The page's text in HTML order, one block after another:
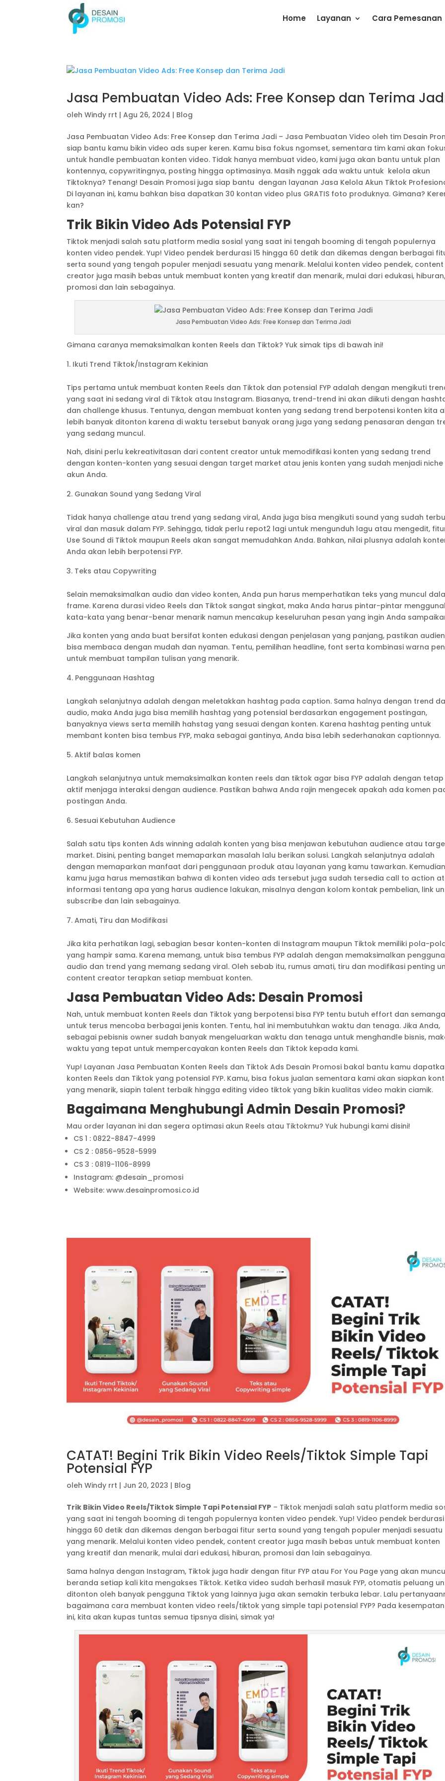
Home Layanan Cara Pemesanan
Jasa Pembuatan Video Ads: Free Konsep dan Terima
olehWindy rrt |Agu 26, 2024 | Blog
Jasa Pembuatan Video Ads: Free Konsep dan Terima Jadi – Jasa Pembuatan Video oleh tim Desain
siap bantu kamu bikin video ads super keren. Kamu bisa fokus ngomset, sementara tim kami akan
untuk handle pembuatan konten video. Tidak hanya membuat video, kami juga akan bantu untuk plan
kontennya, copywritingnya, posting hingga optimasinya. Masih nggak ada waktu untuk kelola akun
Tiktoknya? Tenang! Desain Promosi juga siap bantu dengan layanan Jasa Kelola Akun Tiktok
Di layanan ini, kamu bahkan bisa dapatkan 30 kontan video plus GRATIS foto produknya. Gimana?
kan?
Trik Bikin Video Ads Potensial FYP
Tiktok menjadi salah satu platform media sosial yang saat ini tengah booming di tengah populernya
konten video pendek. Yup! Video pendek berdurasi 15 hingga 60 detik dan dikemas dengan berbagai
serta sound yang tengah populer menjadi sesuatu yang menarik. Melalui konten video pendek, content
creator juga masih bebas untuk membuat konten yang kreatif dan menarik, mulai dari edukasi, hiburan,
promosi dan lain sebagainya.
Jasa Pembuatan Video Ads: Free Konsep dan Terima Jadi
Gimana caranya memaksimalkan konten Reels dan Tiktok? Yuk simak tips di bawah ini!
Ikuti Trend Tiktok/Instagram Kekinian
Tips pertama untuk membuat konten Reels dan Tiktok dan potensial FYP adalah dengan mengikuti
yang saat ini sedang viral di Tiktok atau Instagram. Biasanya, trend-trend ini akan diikuti dengan
dan challenge khusus. Tentunya, dengan membuat konten yang sedang trend berpotensi konten kita
lebih banyak ditonton karena di waktu tersebut banyak orang juga yang sedang penasaran dengan
yang sedang muncul.
Nah, disini perlu kekreativitasan dari content creator untuk memodifikasi konten yang sedang trend
dengan konten-konten yang sesuai dengan target market atau jenis konten yang sudah menjadi niche
akun Anda.
Gunakan Sound yang Sedang Viral
Tidak hanya challenge atau trend yang sedang viral, Anda juga bisa mengikuti sound yang sudah
viral dan masuk dalam FYP. Sehingga, tidak perlu repot2 lagi untuk mengunduh lagu atau mengedit,
Use Sound di Tiktok maupun Reels akan sangat memudahkan Anda. Bahkan, nilai plusnya adalah
Anda akan lebih berpotensi FYP.
Teks atau Copywriting
Selain memaksimalkan audio dan video konten, Anda pun harus memperhatikan teks yang muncul
frame. Karena durasi video Reels dan Tiktok sangat singkat, maka Anda harus pintar-pintar
kata-kata yang benar-benar menarik namun mencakup keseluruhan pesan yang ingin Anda
Jika konten yang anda buat bersifat konten edukasi dengan penjelasan yang panjang, pastikan
bisa membaca dengan mudah dan nyaman. Tentu, pemilihan headline, font serta kombinasi warna
untuk membuat tampilan tulisan yang menarik.
Penggunaan Hashtag
Langkah selanjutnya adalah dengan meletakkan hashtag pada caption. Sama halnya dengan trend
audio, maka Anda juga bisa memilih hashtag yang potensial berdasarkan engagement postingan,
banyaknya views serta memilih hahstag yang sesuai dengan konten. Karena hashtag penting untuk
membant konten bisa tembus FYP, maka sebagai gantinya, Anda bisa lebih sederhanakan captionnya.
Aktif balas komen
Langkah selanjutnya untuk memaksimalkan konten reels dan tiktok agar bisa FYP adalah dengan tetap
aktif menjaga interaksi dengan audience. Pastikan bahwa Anda rajin mengecek apakah ada komen
postingan Anda.
Sesuai Kebutuhan Audience
Salah satu tips konten Ads winning adalah konten yang bisa menjawan kebutuhan audience atau
market. Disini, penting banget memaparkan masalah lalu berikan solusi. Langkah selanjutnya adalah
dengan memaparkan manfaat dari penggunaan produk atau layanan yang kamu tawarkan.
kamu juga harus memastikan bahwa di konten video ads tersebut juga sudah tersedia call to action
informasi tentang apa yang harus audience lakukan, misalnya dengan kolom kontak pembelian, link
subscribe dan lain sebagainya.
Amati, Tiru dan Modifikasi
Jika kita perhatikan lagi, sebagian besar konten-konten di Instagram maupun Tiktok memiliki pola-
yang hampir sama. Karena memang, untuk bisa tembus FYP adalah dengan memaksimalkan
audio dan trend yang memang sedang viral. Oleh sebab itu, rumus amati, tiru dan modifikasi penting
content creator terapkan setiap membuat konten.
Jasa Pembuatan Video Ads: Desain Promosi
Nah, untuk membuat konten Reels dan Tiktok yang berpotensi bisa FYP tentu butuh effort dan
untuk terus mencoba berbagai jenis konten. Tentu, hal ini membutuhkan waktu dan tenaga. Jika Anda,
sebagai pebisnis owner sudah banyak mengeluarkan waktu dan tenaga untuk menghandle bisnis,
waktu yang tepat untuk mempercayakan konten Reels dan Tiktok kepada kami.
Yup! Layanan Jasa Pembuatan Konten Reels dan Tiktok Ads Desain Promosi bakal bantu kamu
konten Reels dan Tiktok yang potensial FYP. Kamu, bisa fokus jualan sementara kami akan siapkan
yang menarik, siapin talent terbaik hingga editing video tiktok yang bikin kualitas video makin ciamik.
Bagaimana Menghubungi Admin Desain Promosi?
Mau order layanan ini dan segera optimasi akun Reels atau Tiktokmu? Yuk hubungi kami disini!
CS 1 : 0822-8847-4999
CS 2 : 0856-9528-5999
CS 3 : 0819-1106-8999
Instagram: @desain_promosi
Website: www.desainpromosi.co.id
CATAT! Begini Trik Bikin Video Reels/Tiktok Simple Tapi
Potensial FYP
olehWindy rrt | Jun 20, 2023 | Blog
Trik Bikin Video Reels/Tiktok Simple Tapi Potensial FYP – Tiktok menjadi salah satu platform media
yang saat ini tengah booming di tengah populernya konten video pendek. Yup! Video pendek berdurasi
hingga 60 detik dan dikemas dengan berbagai fitur serta sound yang tengah populer menjadi sesuatu
yang menarik. Melalui konten video pendek, content creator juga masih bebas untuk membuat konten
yang kreatif dan menarik, mulai dari edukasi, hiburan, promosi dan lain sebagainya.
Sama halnya dengan Instagram, Tiktok juga hadir dengan fitur FYP atau For You Page yang akan
beranda setiap kali kita mengakses Tiktok. Ketika video sudah berhasil masuk FYP, otomatis peluang
ditonton oleh banyak pengguna Tiktok yang lainnya juga akan semakin terbuka lebar. Lalu
bagaimana cara membuat konten video reels/tiktok yang simple tapi potensial FYP? Pada
ini, kita akan kupas tuntas semua tipsnya disini, simak ya!